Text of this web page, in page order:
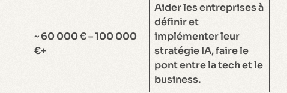
~ 60 000 € – 100 000
€+
Aider les entreprises à
définir et
implémenter leur
stratégie IA, faire le
pont entre la tech et le
business.